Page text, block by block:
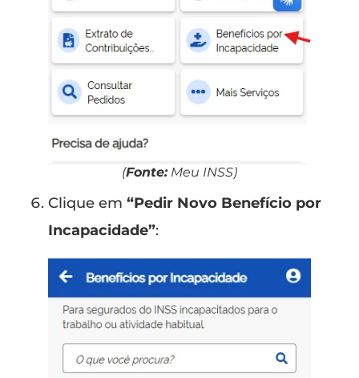
(Fonte:Meu INSS)
Clique em “Pedir Novo Benefício por
Incapacidade”: